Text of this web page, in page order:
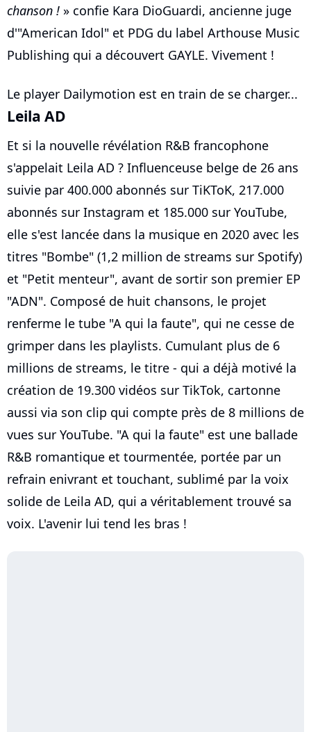
chanson ! » confie Kara DioGuardi, ancienne juge
d'"American Idol" et PDG du label Arthouse Music
Publishing qui a découvert GAYLE. Vivement !
Le player Dailymotion est en train de se charger...
Leila AD
Et si la nouvelle révélation R&B francophone
s'appelait Leila AD ? Influenceuse belge de 26 ans
suivie par 400.000 abonnés sur TiKToK, 217.000
abonnés sur Instagram et 185.000 sur YouTube,
elle s'est lancée dans la musique en 2020 avec les
titres "Bombe" (1,2 million de streams sur Spotify)
et "Petit menteur", avant de sortir son premier EP
"ADN". Composé de huit chansons, le projet
renferme le tube "A qui la faute", qui ne cesse de
grimper dans les playlists. Cumulant plus de 6
millions de streams, le titre - qui a déjà motivé la
création de 19.300 vidéos sur TikTok, cartonne
aussi via son clip qui compte près de 8 millions de
vues sur YouTube. "A qui la faute" est une ballade
R&B romantique et tourmentée, portée par un
refrain enivrant et touchant, sublimé par la voix
solide de Leila AD, qui a véritablement trouvé sa
voix. L'avenir lui tend les bras !